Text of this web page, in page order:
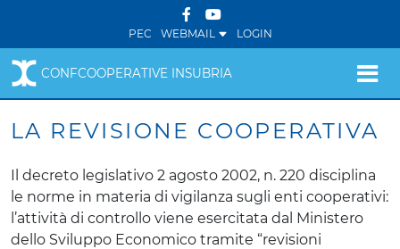
PEC WEBMAIL LOGIN
CONFCOOPERATIVE INSUBRIA
LA REVISIONE COOPERATIVA
Il decreto legislativo 2 agosto 2002, n. 220 disciplina
le norme in materia di vigilanza sugli enti cooperativi:
l’attività di controllo viene esercitata dal Ministero
dello Sviluppo Economico tramite “revisioni